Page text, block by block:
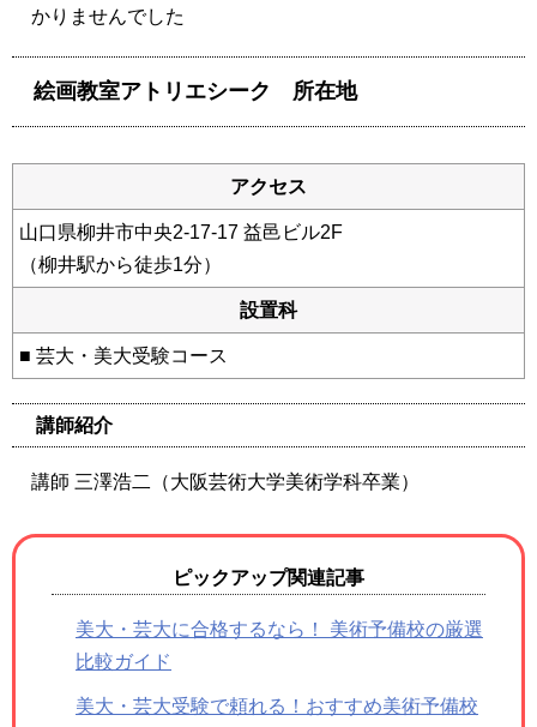
かりませんでした
絵画教室アトリエシーク 所在地
アクセス
山口県柳井市中央2-17-17 益邑ビル2F
（柳井駅から徒歩1分）
設置科
■ 芸大・美大受験コース
講師紹介
​講師 三澤浩二（大阪芸術大学美術学科卒業）
ピックアップ関連記事
美大・芸大に合格するなら！ 美術予備校の厳選
比較ガイド
美大・芸大受験で頼れる！おすすめ美術予備校